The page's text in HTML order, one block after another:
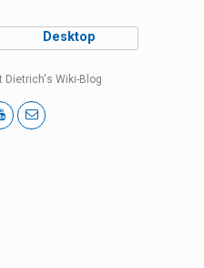
Desktop
Dietrich's Wiki-Blog